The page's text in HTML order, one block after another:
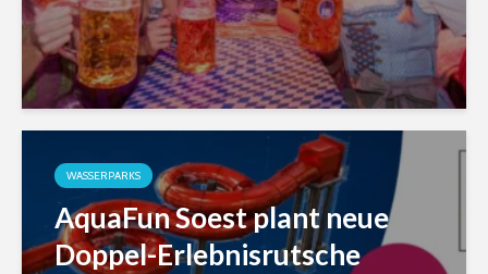
WASSERPARKS
AquaFun Soest plant neue
Doppel-Erlebnisrutsche